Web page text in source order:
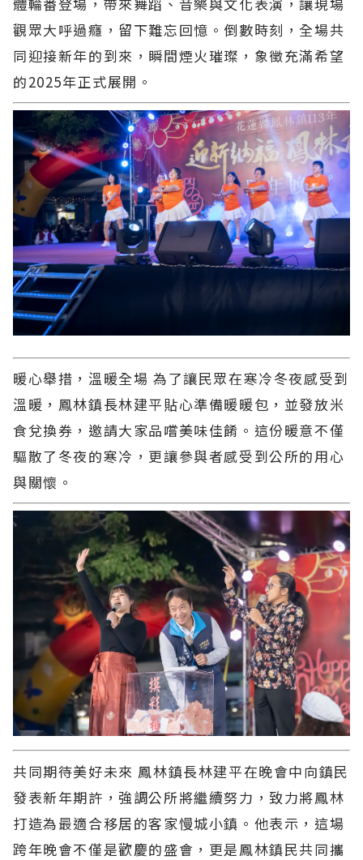
觀眾大呼過癮，留下難忘回憶。倒數時刻，全場共
同迎接新年的到來，瞬間煙火璀璨，象徵充滿希望
的2025年正式展開。
暖心舉措，溫暖全場 為了讓民眾在寒冷冬夜感受到
溫暖，鳳林鎮長林建平貼心準備暖暖包，並發放米
食兌換券，邀請大家品嚐美味佳餚。這份暖意不僅
驅散了冬夜的寒冷，更讓參與者感受到公所的用心
與關懷。
共同期待美好未來 鳳林鎮長林建平在晚會中向鎮民
發表新年期許，強調公所將繼續努力，致力將鳳林
打造為最適合移居的客家慢城小鎮。他表示，這場
跨年晚會不僅是歡慶的盛會，更是鳳林鎮民共同攜